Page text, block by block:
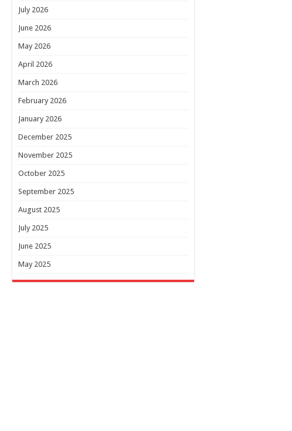
July 2026
June 2026
May 2026
April 2026
March 2026
February 2026
January 2026
December 2025
November 2025
October 2025
September 2025
August 2025
July 2025
June 2025
May 2025